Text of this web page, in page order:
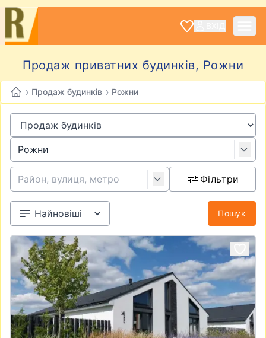
Продаж приватних будинків, Рожни
› Продаж будинків › Рожни
Фільтри
Пошук